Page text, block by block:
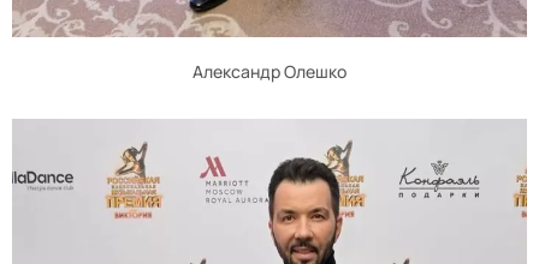
Александр Олешко